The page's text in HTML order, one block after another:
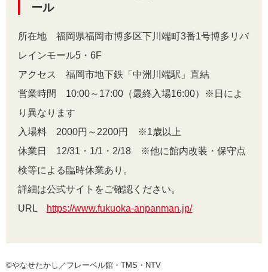
ール
所在地 福岡県福岡市博多区下川端町3番1号博多リバ
レインモール5・6F
アクセス 福岡市地下鉄「中洲川端駅」直結
営業時間 10:00～17:00（最終入場16:00）※日によ
り異なります
入場料 2000円～2200円 ※1歳以上
休業日 12/31・1/1・2/18 ※他に館内改装・保守点
検等による臨時休業あり。
詳細は公式サイトをご確認ください。
URL
https://www.fukuoka-anpanman.jp/
©やなせたかし／フレーベル館・TMS・NTV